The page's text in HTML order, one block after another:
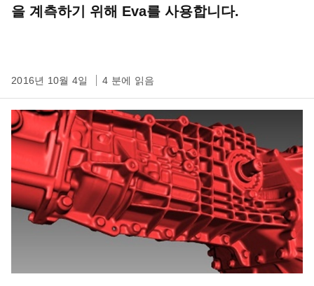
을 계측하기 위해 Eva를 사용합니다.
2016년 10월 4일 4 분에 읽음